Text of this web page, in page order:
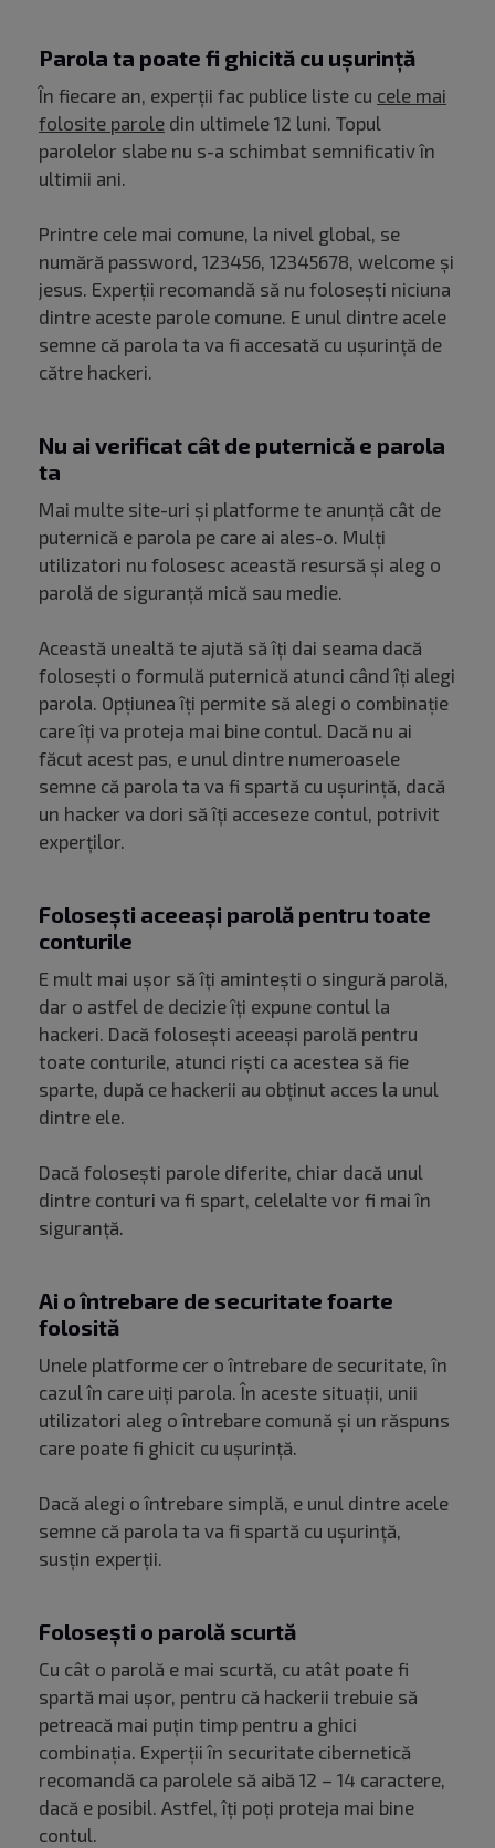
Parola ta poate fi ghicită cu ușurință
În fiecare an, experții fac publice liste cu cele mai
folosite parole din ultimele 12 luni. Topul
parolelor slabe nu s-a schimbat semnificativ în
ultimii ani.
Printre cele mai comune, la nivel global, se
numără password, 123456, 12345678, welcome și
jesus. Experții recomandă să nu folosești niciuna
dintre aceste parole comune. E unul dintre acele
semne că parola ta va fi accesată cu ușurință de
către hackeri.
Nu ai verificat cât de puternică e parola
ta
Mai multe site-uri și platforme te anunță cât de
puternică e parola pe care ai ales-o. Mulți
utilizatori nu folosesc această resursă și aleg o
parolă de siguranță mică sau medie.
Această unealtă te ajută să îți dai seama dacă
folosești o formulă puternică atunci când îți alegi
parola. Opțiunea îți permite să alegi o combinație
care îți va proteja mai bine contul. Dacă nu ai
făcut acest pas, e unul dintre numeroasele
semne că parola ta va fi spartă cu ușurință, dacă
un hacker va dori să îți acceseze contul, potrivit
experților.
Folosești aceeași parolă pentru toate
conturile
E mult mai ușor să îți amintești o singură parolă,
dar o astfel de decizie îți expune contul la
hackeri. Dacă folosești aceeași parolă pentru
toate conturile, atunci riști ca acestea să fie
sparte, după ce hackerii au obținut acces la unul
dintre ele.
Dacă folosești parole diferite, chiar dacă unul
dintre conturi va fi spart, celelalte vor fi mai în
siguranță.
Ai o întrebare de securitate foarte
folosită
Unele platforme cer o întrebare de securitate, în
cazul în care uiți parola. În aceste situații, unii
utilizatori aleg o întrebare comună și un răspuns
care poate fi ghicit cu ușurință.
Dacă alegi o întrebare simplă, e unul dintre acele
semne că parola ta va fi spartă cu ușurință,
susțin experții.
Folosești o parolă scurtă
Cu cât o parolă e mai scurtă, cu atât poate fi
spartă mai ușor, pentru că hackerii trebuie să
petreacă mai puțin timp pentru a ghici
combinația. Experții în securitate cibernetică
recomandă ca parolele să aibă 12 – 14 caractere,
dacă e posibil. Astfel, îți poți proteja mai bine
contul.